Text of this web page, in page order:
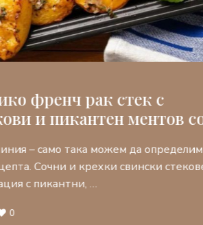
рак стек с
пикантен ментов сос
така можем да определим
и крехки свински стекове в
…